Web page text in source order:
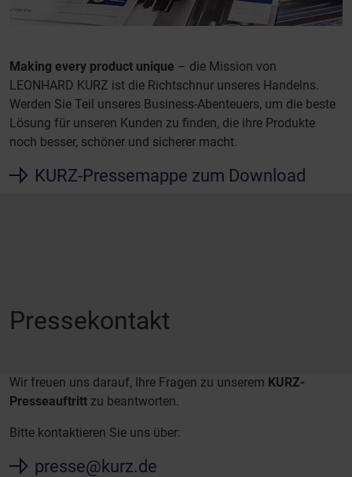
Making every product unique – die Mission von
LEONHARD KURZ ist die Richtschnur unseres Handelns.
Werden Sie Teil unseres Business-Abenteuers, um die beste
Lösung für unseren Kunden zu finden, die ihre Produkte
noch besser, schöner und sicherer macht.
KURZ-Pressemappe zum Download
Pressekontakt
Wir freuen uns darauf, Ihre Fragen zu unserem KURZ-
Presseauftritt zu beantworten.
Bitte kontaktieren Sie uns über:
presse@kurz.de